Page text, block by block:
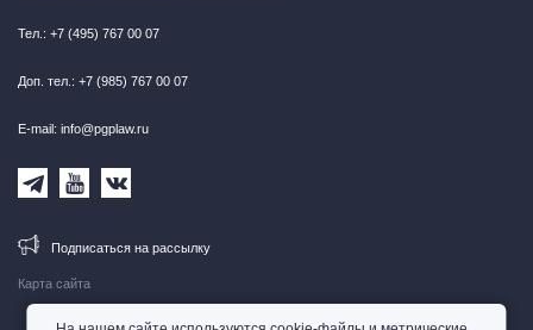
Карта сайта
Тел.: +7 (495) 767 00 07
Доп. тел.: +7 (985) 767 00 07
E-mail: info@pgplaw.ru
Подписаться на рассылку